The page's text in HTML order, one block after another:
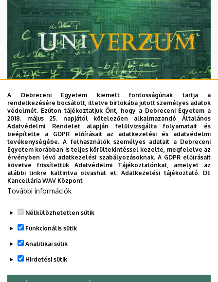
2026. augusztus 7.
Univerzum: A Debreceni Egyetem
titkos receptjei
KUTATÁS TUDOMÁNY
A Debreceni Egyetem kiemelt fontosságúnak tartja a
rendelkezésére bocsátott, illetve birtokába jutott személyes adatok
védelmét. Ezúton tájékoztatjuk Önt, hogy a Debreceni Egyetem a
2018. május 25. napjától kötelezően alkalmazandó Általános
Adatvédelmi Rendelet alapján felülvizsgálta folyamatait és
beépítette a GDPR előírásait az adatkezelési és adatvédelmi
tevékenységébe. A felhasználók személyes adatait a Debreceni
Egyetem korábban is teljes körültekintéssel kezelte, megfelelve az
érvényben lévő adatkezelési szabályozásoknak. A GDPR előírásait
követve frissítettük Adatvédelmi Tájékoztatónkat, amelyet az
alábbi linkre kattintva olvashat el:Adatkezelési tájékoztató. DE
Kancellária WAV Központ
További információk
Nélkülözhetetlen sütik
Funkcionális sütik
Analitikai sütik
Hirdetési sütik